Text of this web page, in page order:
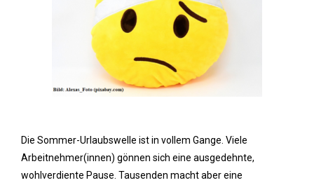
Die Sommer-Urlaubswelle ist in vollem Gange. Viele
Arbeitnehmer(innen) gönnen sich eine ausgedehnte,
wohlverdiente Pause. Tausenden macht aber eine